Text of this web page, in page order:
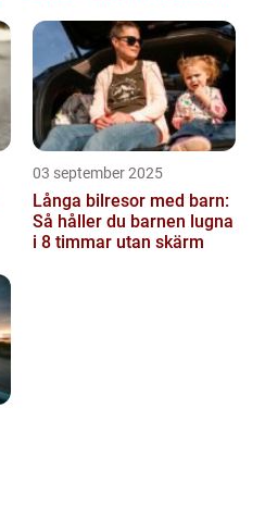
03 september 2025
Långa bilresor med barn:
Så håller du barnen lugna
i 8 timmar utan skärm